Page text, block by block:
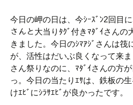
今日の岬の日は、今ｼｰｽﾞﾝ2回目
さんと大当りﾀｸﾞ付きﾏﾀﾞｲさんの
きました。今日のｼﾏｱｼﾞさんは筏
が、活性はだいぶ良くなって来
さん祭りなのに、ﾏﾀﾞｲさんの方
っ。今日の当たりｴｻは、鉄板の
けｴﾋﾞにｼﾗｻｴﾋﾞが良かったです。